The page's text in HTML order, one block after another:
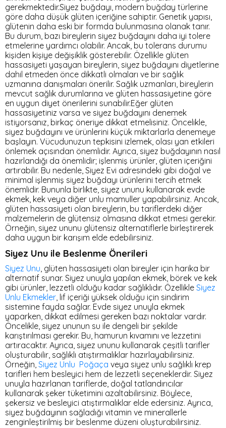
gerekmektedir.Siyez buğdayı, modern buğday türlerine
göre daha düşük glüten içeriğine sahiptir. Genetik yapısı,
glütenin daha eski bir formda bulunmasına olanak tanır.
Bu durum, bazı bireylerin siyez buğdayını daha iyi tolere
etmelerine yardımcı olabilir. Ancak, bu tolerans durumu
kişiden kişiye değişiklik gösterebilir. Özellikle glüten
hassasiyeti yaşayan bireylerin, siyez buğdayını diyetlerine
dahil etmeden önce dikkatli olmaları ve bir sağlık
uzmanına danışmaları önerilir. Sağlık uzmanları, bireylerin
mevcut sağlık durumlarına ve glüten hassasiyetine göre
en uygun diyet önerilerini sunabilir.Eğer glüten
hassasiyetiniz varsa ve siyez buğdayını denemek
istiyorsanız, birkaç öneriye dikkat etmelisiniz. Öncelikle,
siyez buğdayını ve ürünlerini küçük miktarlarla denemeye
başlayın. Vücudunuzun tepkisini izlemek, olası yan etkileri
önlemek açısından önemlidir. Ayrıca, siyez buğdayının nasıl
hazırlandığı da önemlidir; işlenmiş ürünler, glüten içeriğini
artırabilir. Bu nedenle, Siyez Evi adresindeki gibi doğal ve
minimal işlenmiş siyez buğdayı ürünlerini tercih etmek
önemlidir. Bununla birlikte, siyez ununu kullanarak evde
ekmek, kek veya diğer unlu mamuller yapabilirsiniz. Ancak,
glüten hassasiyeti olan bireylerin, bu tariflerdeki diğer
malzemelerin de glütensiz olmasına dikkat etmesi gerekir.
Örneğin, siyez ununu glütensiz alternatiflerle birleştirerek
daha uygun bir karışım elde edebilirsiniz.
Siyez Unu ile Beslenme Önerileri
Siyez Unu, glüten hassasiyeti olan bireyler için harika bir
alternatif sunar. Siyez unuyla yapılan ekmek, börek ve kek
gibi ürünler, lezzetli olduğu kadar sağlıklıdır. Özellikle Siyez
Unlu Ekmekler, lif içeriği yüksek olduğu için sindirim
sistemine fayda sağlar. Evde siyez unuyla ekmek
yaparken, dikkat edilmesi gereken bazı noktalar vardır.
Öncelikle, siyez ununun su ile dengeli bir şekilde
karıştırılması gerekir. Bu, hamurun kıvamını ve lezzetini
artıracaktır. Ayrıca, siyez ununu kullanarak çeşitli tarifler
oluşturabilir, sağlıklı atıştırmalıklar hazırlayabilirsiniz.
Örneğin, Siyez Unlu Poğaça veya siyez unlu sağlıklı krep
tarifleri hem besleyici hem de lezzetli seçeneklerdir. Siyez
unuyla hazırlanan tariflerde, doğal tatlandırıcılar
kullanarak şeker tüketimini azaltabilirsiniz. Böylece,
şekersiz ve besleyici atıştırmalıklar elde edersiniz. Ayrıca,
siyez buğdayının sağladığı vitamin ve minerallerle
zenginleştirilmiş bir beslenme düzeni oluşturabilirsiniz.